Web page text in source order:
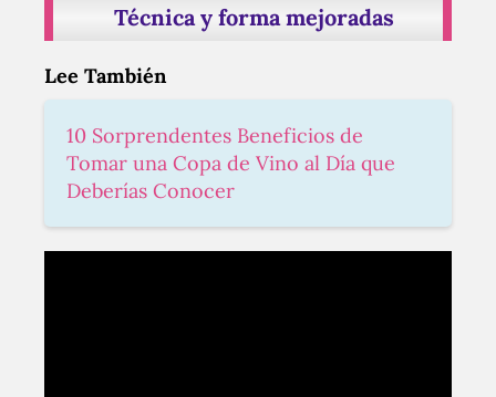
Técnica y forma mejoradas
Lee También
10 Sorprendentes Beneficios de
Tomar una Copa de Vino al Día que
Deberías Conocer